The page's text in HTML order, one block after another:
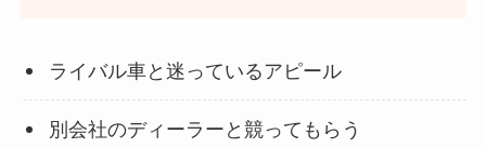
ライバル車と迷っているアピール
別会社のディーラーと競ってもらう